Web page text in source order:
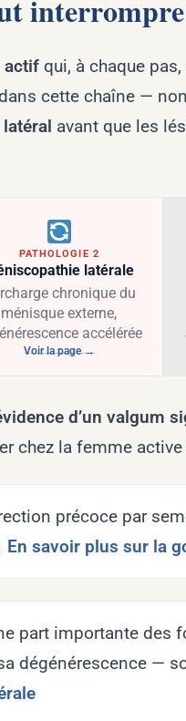
interrompre
actif qui, à chaque
cette chaîne —
avant que les
PATHOLOGIE 2
latérale
chronique du
ménisque externe,
accélérée
Voir la page →
d’un valgum
chez la femme
précoce par
savoir plus sur la
part importante des
dégénérescence —